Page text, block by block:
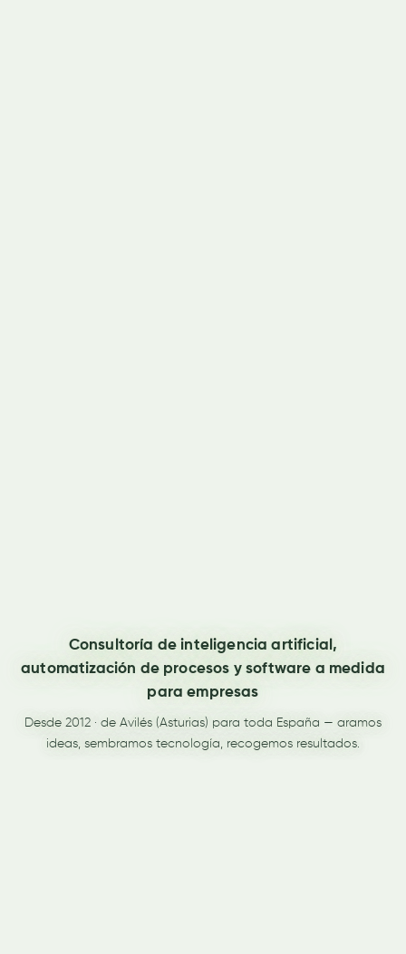
Consultoría de inteligencia artificial,
automatización de procesos y software a medida
para empresas
Desde 2012 · de Avilés (Asturias) para toda España — aramos
ideas, sembramos tecnología, recogemos resultados.